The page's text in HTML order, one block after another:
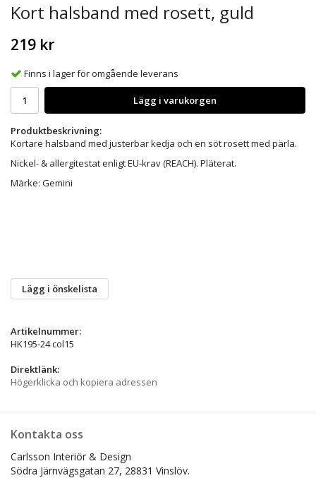
Kort halsband med rosett, guld
219 kr
Finns i lager för omgående leverans
Lägg i varukorgen
Produktbeskrivning:
Kortare halsband med justerbar kedja och en söt rosett med pärla.
Nickel- & allergitestat enligt EU-krav (REACH). Pläterat.
Märke: Gemini
Lägg i önskelista
Artikelnummer:
HK195-24 col15
Direktlänk:
Högerklicka och kopiera adressen
Kontakta oss
Carlsson Interiör & Design
Södra Järnvägsgatan 27, 28831 Vinslöv.